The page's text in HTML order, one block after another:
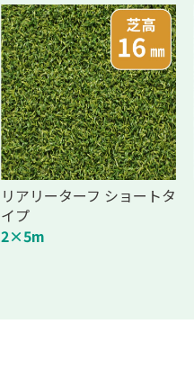
リアリーターフ ショートタ
イプ
2×5m